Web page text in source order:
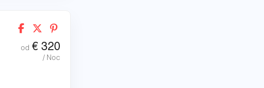
od € 320
/ Noc